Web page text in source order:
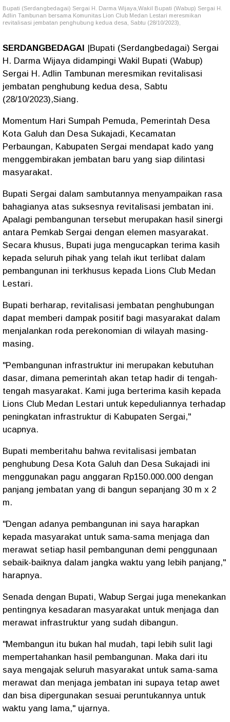
Bupati (Serdangbedagai) Sergai H. Darma Wijaya,Wakil Bupati (Wabup) Sergai H.
Adlin Tambunan bersama Komunitas Lion Club Medan Lestari meresmikan
revitalisasi jembatan penghubung kedua desa, Sabtu (28/10/2023),
SERDANGBEDAGAI |Bupati (Serdangbedagai) Sergai
H. Darma Wijaya didampingi Wakil Bupati (Wabup)
Sergai H. Adlin Tambunan meresmikan revitalisasi
jembatan penghubung kedua desa, Sabtu
(28/10/2023),Siang.
Momentum Hari Sumpah Pemuda, Pemerintah Desa
Kota Galuh dan Desa Sukajadi, Kecamatan
Perbaungan, Kabupaten Sergai mendapat kado yang
menggembirakan jembatan baru yang siap dilintasi
masyarakat.
Bupati Sergai dalam sambutannya menyampaikan rasa
bahagianya atas suksesnya revitalisasi jembatan ini.
Apalagi pembangunan tersebut merupakan hasil sinergi
antara Pemkab Sergai dengan elemen masyarakat.
Secara khusus, Bupati juga mengucapkan terima kasih
kepada seluruh pihak yang telah ikut terlibat dalam
pembangunan ini terkhusus kepada Lions Club Medan
Lestari.
Bupati berharap, revitalisasi jembatan penghubungan
dapat memberi dampak positif bagi masyarakat dalam
menjalankan roda perekonomian di wilayah masing-
masing.
"Pembangunan infrastruktur ini merupakan kebutuhan
dasar, dimana pemerintah akan tetap hadir di tengah-
tengah masyarakat. Kami juga berterima kasih kepada
Lions Club Medan Lestari untuk kepeduliannya terhadap
peningkatan infrastruktur di Kabupaten Sergai,"
ucapnya.
Bupati memberitahu bahwa revitalisasi jembatan
penghubung Desa Kota Galuh dan Desa Sukajadi ini
menggunakan pagu anggaran Rp150.000.000 dengan
panjang jembatan yang di bangun sepanjang 30 m x 2
m.
"Dengan adanya pembangunan ini saya harapkan
kepada masyarakat untuk sama-sama menjaga dan
merawat setiap hasil pembangunan demi penggunaan
sebaik-baiknya dalam jangka waktu yang lebih panjang,"
harapnya.
Senada dengan Bupati, Wabup Sergai juga menekankan
pentingnya kesadaran masyarakat untuk menjaga dan
merawat infrastruktur yang sudah dibangun.
"Membangun itu bukan hal mudah, tapi lebih sulit lagi
mempertahankan hasil pembangunan. Maka dari itu
saya mengajak seluruh masyarakat untuk sama-sama
merawat dan menjaga jembatan ini supaya tetap awet
dan bisa dipergunakan sesuai peruntukannya untuk
waktu yang lama," ujarnya.